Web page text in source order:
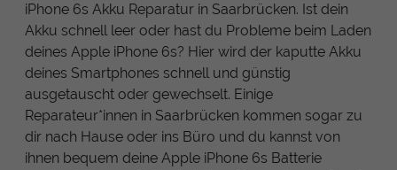
iPhone 6s Akku Reparatur in Saarbrücken. Ist dein
Akku schnell leer oder hast du Probleme beim Laden
deines Apple iPhone 6s? Hier wird der kaputte Akku
deines Smartphones schnell und günstig
ausgetauscht oder gewechselt. Einige
Reparateur*innen in Saarbrücken kommen sogar zu
dir nach Hause oder ins Büro und du kannst von
ihnen bequem deine Apple iPhone 6s Batterie